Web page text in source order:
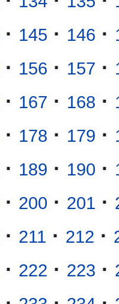
· 145 · 146 ·
· 156 · 157 ·
· 167 · 168 ·
· 178 · 179 ·
· 189 · 190 ·
· 200 · 201 ·
· 211 · 212 ·
· 222 · 223 ·